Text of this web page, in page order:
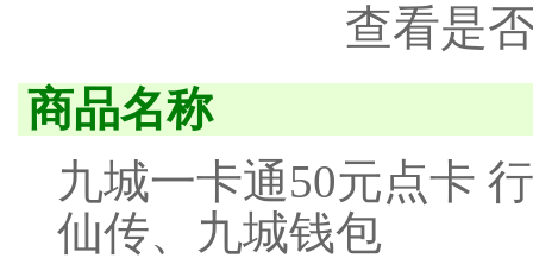
查看是
商品名称
九城一卡通50元点卡
仙传、九城钱包